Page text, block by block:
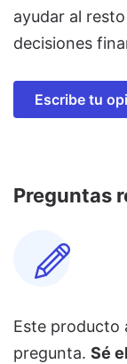
ayudar al
decisiones
Escribe tu
Preguntas
Este producto
pregunta. Sé